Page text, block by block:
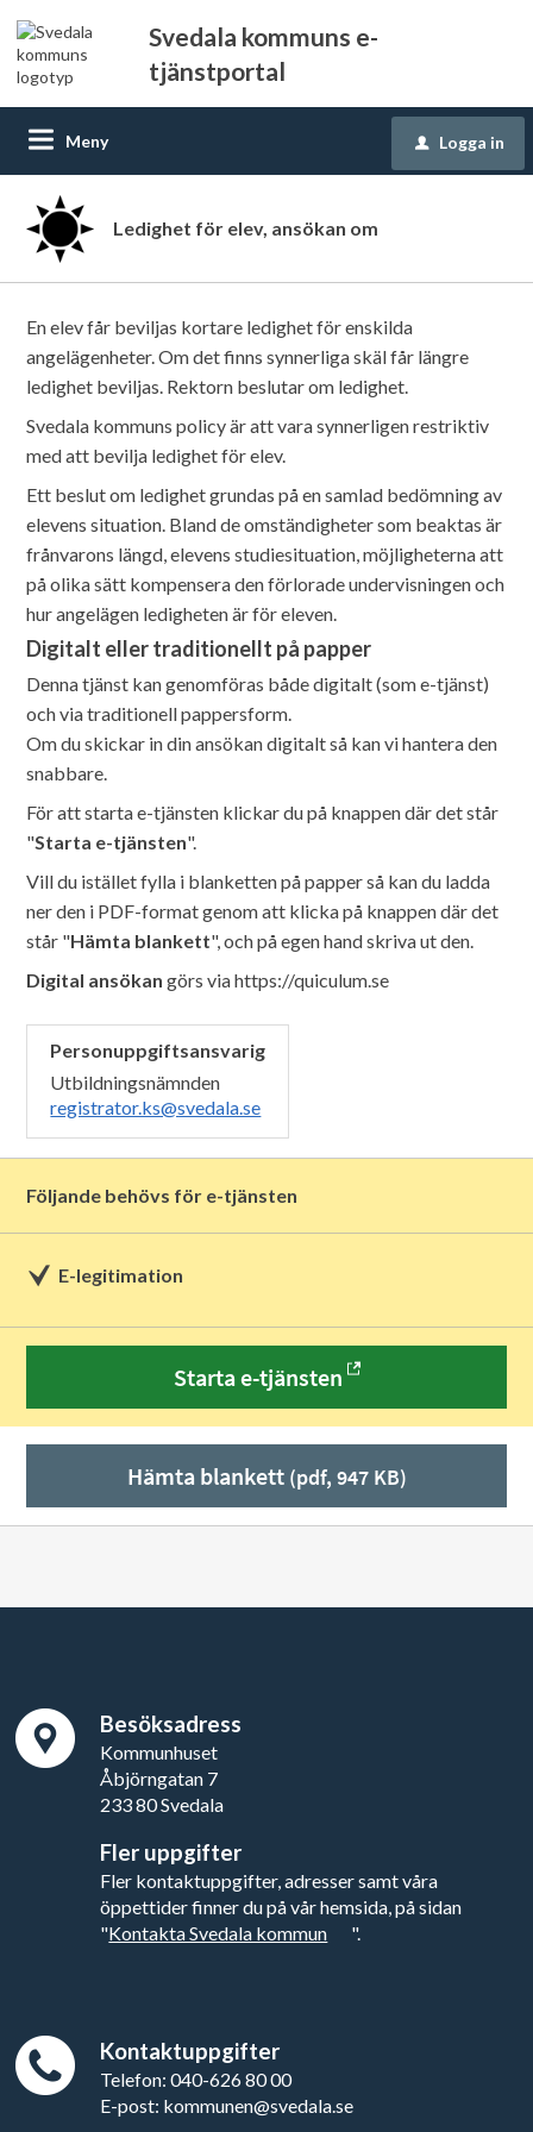
Svedala kommuns e-
tjänstportal
Meny u Logga in
Ledighet för elev, ansökan om
En elev får beviljas kortare ledighet för enskilda
angelägenheter. Om det finns synnerliga skäl får längre
ledighet beviljas. Rektorn beslutar om ledighet.
Svedala kommuns policy är att vara synnerligen restriktiv
med att bevilja ledighet för elev.
Ett beslut om ledighet grundas på en samlad bedömning av
elevens situation. Bland de omständigheter som beaktas är
frånvarons längd, elevens studiesituation, möjligheterna att
på olika sätt kompensera den förlorade undervisningen och
hur angelägen ledigheten är för eleven.
Digitalt eller traditionellt på papper
Denna tjänst kan genomföras både digitalt (som e-tjänst)
och via traditionell pappersform.
Om du skickar in din ansökan digitalt så kan vi hantera den
snabbare.
För att starta e-tjänsten klickar du på knappen där det står
"Starta e-tjänsten".
Vill du istället fylla i blanketten på papper så kan du ladda
ner den i PDF-format genom att klicka på knappen där det
står "Hämta blankett", och på egen hand skriva ut den.
Digital ansökangörs via https://quiculum.se
Personuppgiftsansvarig
Utbildningsnämnden
registrator.ks@svedala.se
Följande behövs för e-tjänsten
E-legitimation
Starta e-tjänsten
Hämta blankett(pdf, 947 KB)
Besöksadress
Kommunhuset
Åbjörngatan 7
233 80 Svedala
Fler uppgifter
Fler kontaktuppgifter, adresser samt våra
öppettider finner du på vår hemsida, på sidan
"Kontakta Svedala kommun ".
Kontaktuppgifter
Telefon: 040-626 80 00
E-post: kommunen@svedala.se